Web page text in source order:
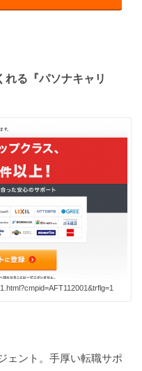
れる『パソナキャリ
ェント。手厚い転職サポ